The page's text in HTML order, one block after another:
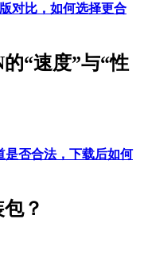
对比，如何选择更合
“速度”与“性
是否合法，下载后如何
？